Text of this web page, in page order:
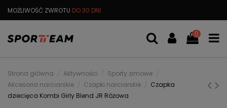
MOŻLIWOŚĆ ZWROTU DO 30 DNI
0
Strona główna Aktywności
Sporty zimowe
Akcesoria narciarskie
Czapki narciarskie
Czapka
dziecięca Kombi Girly Blend JR Różowa